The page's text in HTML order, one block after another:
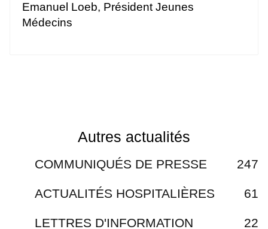
Emanuel Loeb, Président Jeunes
Médecins
Autres actualités
COMMUNIQUÉS DE PRESSE 247
ACTUALITÉS HOSPITALIÈRES 61
LETTRES D'INFORMATION 22